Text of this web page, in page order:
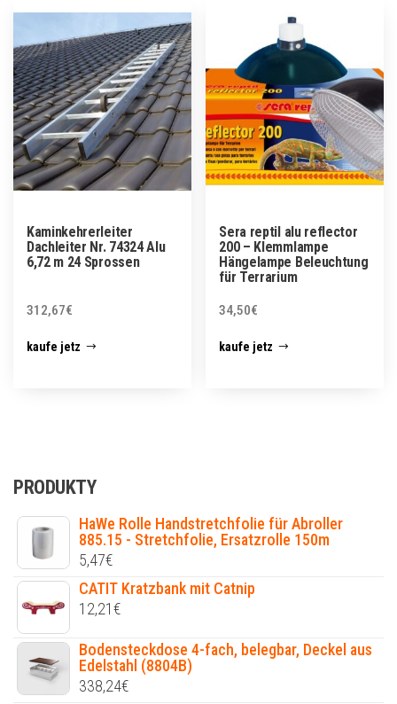
Kaminkehrerleiter
Dachleiter Nr. 74324 Alu
6,72 m 24 Sprossen
312,67€
kaufe jetz
Sera reptil alu reflector
200 – Klemmlampe
Hängelampe Beleuchtung
für Terrarium
34,50€
kaufe jetz
PRODUKTY
HaWe Rolle Handstretchfolie für Abroller
885.15 - Stretchfolie, Ersatzrolle 150m
5,47€
CATIT Kratzbank mit Catnip
12,21€
Bodensteckdose 4-fach, belegbar, Deckel aus
Edelstahl (8804B)
338,24€